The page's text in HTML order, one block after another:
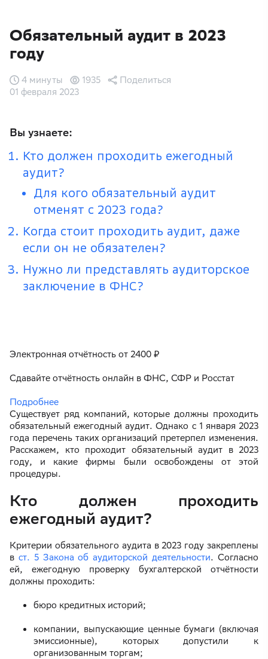
Обязательный аудит в 2023
году
01 февраля 2023
4 минуты 1935 Поделиться
Вы узнаете:
Кто должен проходить ежегодный
аудит?
Для кого обязательный аудит
отменят с 2023 года?
Когда стоит проходить аудит, даже
если он не обязателен?
Нужно ли представлять аудиторское
заключение в ФНС?
Электронная отчётность от 2400 ₽
Сдавайте отчётность онлайн в ФНС, СФР и Росстат
Подробнее
Существует ряд компаний, которые должны проходить
обязательный ежегодный аудит. Однако с 1 января 2023
года перечень таких организаций претерпел изменения.
Расскажем, кто проходит обязательный аудит в 2023
году, и какие фирмы были освобождены от этой
процедуры.
Кто должен проходить
ежегодный аудит?
Критерии обязательного аудита в 2023 году закреплены
в ст. 5 Закона об аудиторской деятельности. Согласно
ей, ежегодную проверку бухгалтерской отчётности
должны проходить:
бюро кредитных историй;
компании, выпускающие ценные бумаги (включая
эмиссионные), которых допустили к
организованным торгам;